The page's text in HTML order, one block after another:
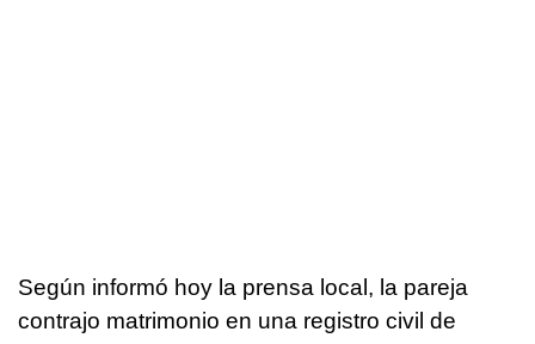
Según informó hoy la prensa local, la pareja
contrajo matrimonio en una registro civil de